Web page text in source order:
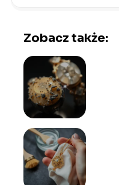
Zobacz także: